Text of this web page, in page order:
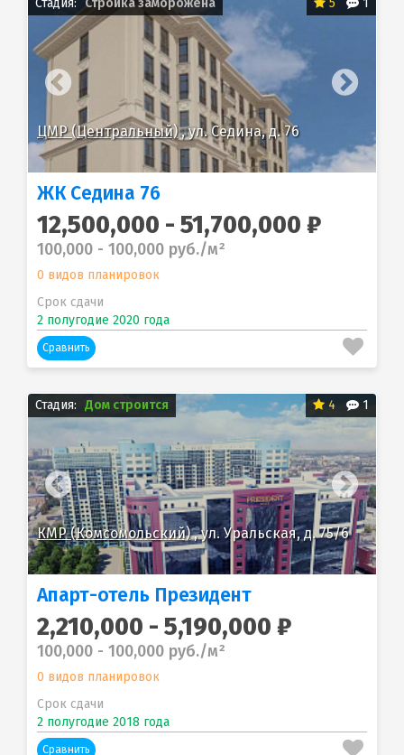
ЦМР (Центральный), ул. Седина, д. 76
ЖК Седина 76
Сравнить
12,500,000 - 51,700,000 ₽
100,000 - 100,000 руб./м²
0 видов планировок
Срок сдачи
2 полугодие 2020 года
Стадия: Дом строится 4 1
КМР (Комсомольский), ул. Уральская, д. 75/6
Апарт-отель Президент
Сравнить
2,210,000 - 5,190,000 ₽
100,000 - 100,000 руб./м²
0 видов планировок
Срок сдачи
2 полугодие 2018 года